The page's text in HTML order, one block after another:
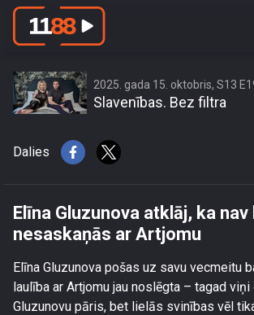
Elīna Gluzunova atklāj, ka
2025. gada 15. oktobris, S13
Slavenības. Bez filtra
Dalies
Elīna Gluzunova atklāj, ka
nesaskaņās ar Artjomu
Elīna Gluzunova pošas uz savu vecmeitu
laulība ar Artjomu jau noslēgta – tagad
Gluzunovu pāris, bet lielās svinības vēl